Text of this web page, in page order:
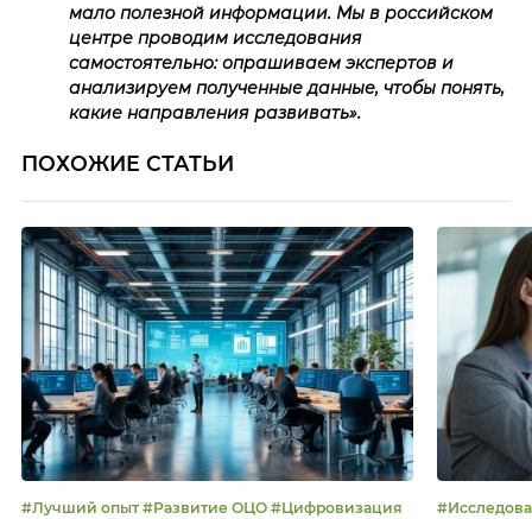
мало полезной информации. Мы в российском
центре проводим исследования
самостоятельно: опрашиваем экспертов и
анализируем полученные данные, чтобы понять,
какие направления развивать»‎.
ПОХОЖИЕ СТАТЬИ
#Лучший опыт #Развитие ОЦО #Цифровизация